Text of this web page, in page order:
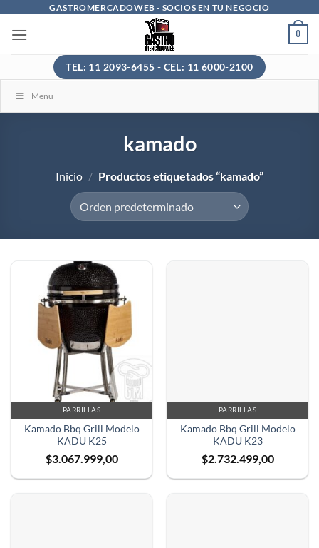
contenido
GASTROMERCADOWEB - SOCIOS EN TU NEGOCIO
0
TEL: 11 2093-6455 - CEL: 11 6000-2100
Menu
kamado
Inicio / Productos etiquetados “kamado”
PARRILLAS
Kamado Bbq Grill Modelo
KADU K25
$3.067.999,00
PARRILLAS
Kamado Bbq Grill Modelo
KADU K23
$2.732.499,00